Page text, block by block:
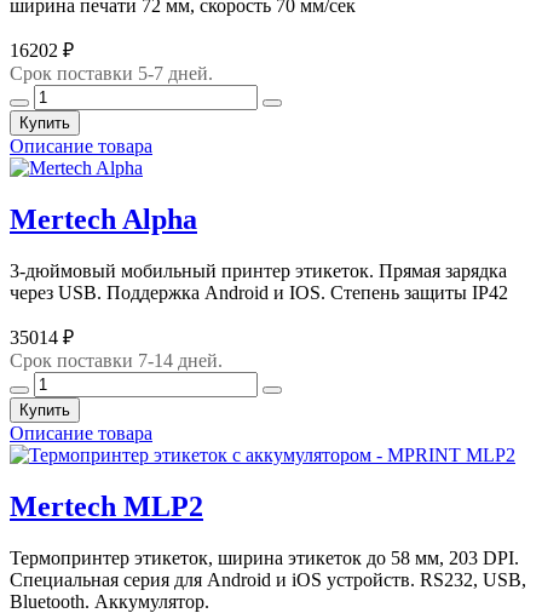
ширина печати 72 мм, скорость 70 мм/сек
16202 ₽
Срок поставки 5-7 дней.
Купить
Описание товара
Mertech Alpha
3-дюймовый мобильный принтер этикеток. Прямая зарядка
через USB. Поддержка Android и IOS. Степень защиты IP42
35014 ₽
Срок поставки 7-14 дней.
Купить
Описание товара
Mertech MLP2
Термопринтер этикеток, ширина этикеток до 58 мм, 203 DPI.
Специальная серия для Android и iOS устройств. RS232, USB,
Bluetooth. Аккумулятор.